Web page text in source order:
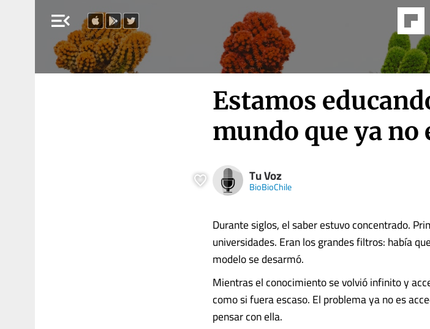
menu_open
Estamos
mundo que ya no
Tu Voz
BioBioChile
Durante siglos, el saber estuvo concentrado.
universidades. Eran los grandes filtros: había
modelo se desarmó.
Mientras el conocimiento se volvió infinito y
como si fuera escaso. El problema ya no es
pensar con ella.